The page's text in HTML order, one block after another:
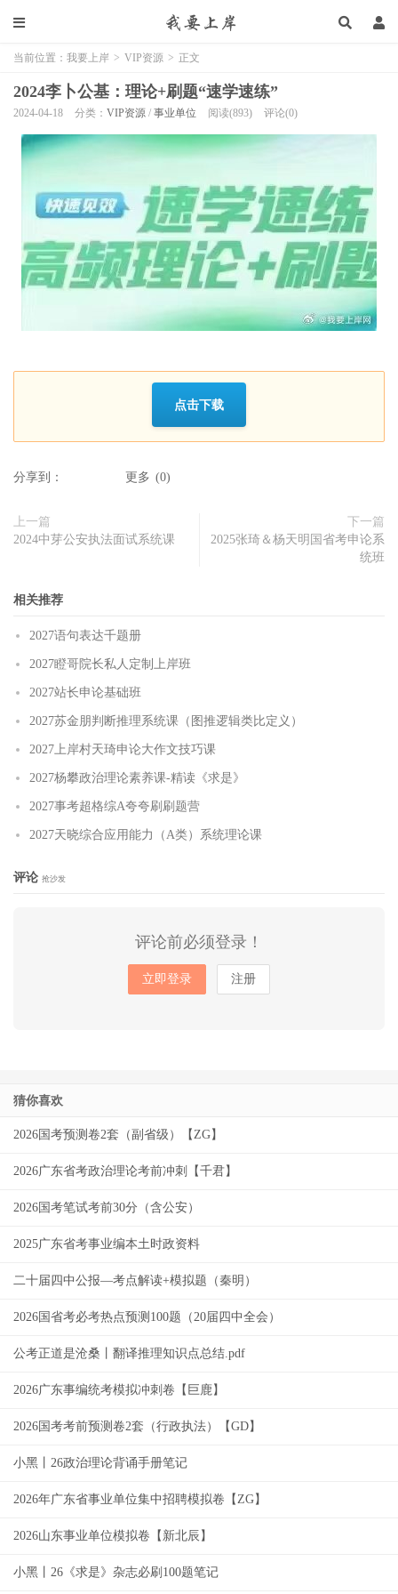
当前位置： 我要上岸 > VIP资源 > 正文
2024李卜公基：理论+刷题“速学速练”
2024-04-18 分类： VIP资源 / 事业单位 阅读(893) 评论(0)
点击下载
分享到： 更多 (0)
上一篇
2024中芽公安执法面试系统课
下一篇
2025张琦＆杨天明国省考申论系
统班
相关推荐
2027语句表达千题册
2027瞪哥院长私人定制上岸班
2027站长申论基础班
2027苏金朋判断推理系统课（图推逻辑类比定义）
2027上岸村天琦申论大作文技巧课
2027杨攀政治理论素养课-精读《求是》
2027事考超格综A夸夸刷刷题营
2027天晓综合应用能力（A类）系统理论课
评论 抢沙发
评论前必须登录！
立即登录 注册
猜你喜欢
2026国考预测卷2套（副省级）【ZG】
2026广东省考政治理论考前冲刺【千君】
2026国考笔试考前30分（含公安）
2025广东省考事业编本土时政资料
二十届四中公报—考点解读+模拟题（秦明）
2026国省考必考热点预测100题（20届四中全会）
公考正道是沧桑丨翻译推理知识点总结.pdf
2026广东事编统考模拟冲刺卷【巨鹿】
2026国考考前预测卷2套（行政执法）【GD】
小黑丨26政治理论背诵手册笔记
2026年广东省事业单位集中招聘模拟卷【ZG】
2026山东事业单位模拟卷【新北辰】
小黑丨26《求是》杂志必刷100题笔记